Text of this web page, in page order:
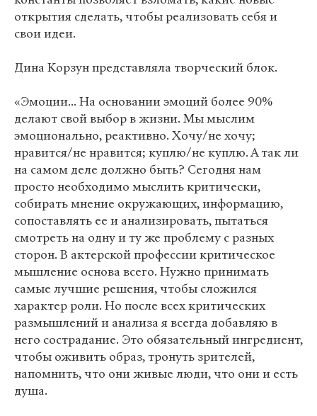
открытия сделать, чтобы реализовать себя и
свои идеи.
Дина Корзун представляла творческий блок.
«Эмоции... На основании эмоций более 90%
делают свой выбор в жизни. Мы мыслим
эмоционально, реактивно. Хочу/не хочу;
нравится/не нравится; куплю/не куплю. А так ли
на самом деле должно быть? Сегодня нам
просто необходимо мыслить критически,
собирать мнение окружающих, информацию,
сопоставлять ее и анализировать, пытаться
смотреть на одну и ту же проблему с разных
сторон. В актерской профессии критическое
мышление основа всего. Нужно принимать
самые лучшие решения, чтобы сложился
характер роли. Но после всех критических
размышлений и анализа я всегда добавляю в
него сострадание. Это обязательный ингредиент,
чтобы оживить образ, тронуть зрителей,
напомнить, что они живые люди, что они и есть
душа.